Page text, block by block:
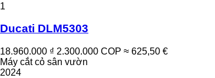
1
Ducati DLM5303
18.960.000 ₫ 2.300.000 COP ≈ 625,50 €
Máy cắt cỏ sân vườn
2024